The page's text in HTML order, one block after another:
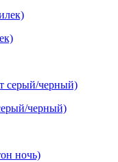
черный)